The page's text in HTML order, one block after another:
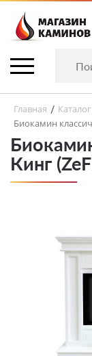
Главная / Каталог
Биокамин
Кинг